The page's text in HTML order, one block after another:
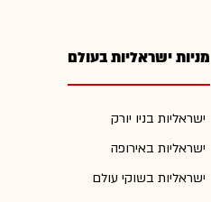
מניות ישראליות בעולם
ישראליות בניו יורק
ישראליות באירופה
ישראליות בשוקי עולם